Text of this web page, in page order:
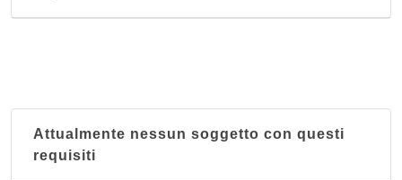
Attualmente nessun soggetto con questi
requisiti